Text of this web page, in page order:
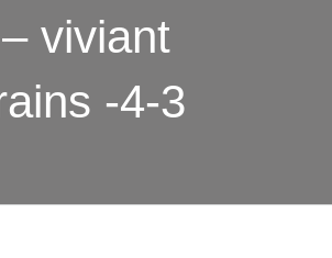
viviant
-4-3